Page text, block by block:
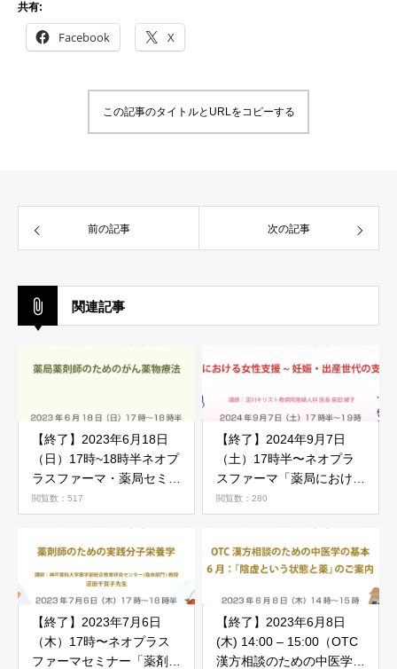
共有:
Facebook X
この記事のタイトルとURLをコピーする
前の記事 次の記事
関連記事
【終了】2023年6月18日
（日）17時~18時半ネオプ
ラスファーマ・薬局セミナ
ー「がん薬物療法勉強会」
のご案内
閲覧数：517
【終了】2024年9月7日
（土）17時半〜ネオプラ
スファーマ「薬局における
女性支援~妊娠・出産世代
の支援~」
閲覧数：280
【終了】2023年7月6日
（木）17時〜ネオプラス
ファーマセミナー「薬剤師
【終了】2023年6月8日
(木) 14:00 – 15:00（OTC
漢方相談のための中医学の